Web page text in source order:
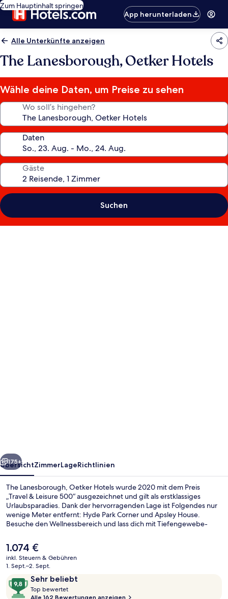
Zum Hauptinhalt springen
App herunterladen
Alle Unterkünfte anzeigen
The Lanesborough, Oetker Hotels
Wähle deine Daten, um Preise zu sehen
Wo soll’s hingehen?
Daten
Gäste
Suchen
Weiter
175+
ÜbersichtZimmerLageRichtlinien
The Lanesborough, Oetker Hotels wurde 2020 mit dem Preis
„Travel & Leisure 500“ ausgezeichnet und gilt als erstklassiges
Urlaubsparadies. Dank der hervorragenden Lage ist Folgendes nur
wenige Meter entfernt: Hyde Park Corner und Apsley House.
Besuche den Wellnessbereich und lass dich mit Tiefengewebe-
The Lanesborough Grill wird zum Frühstück, Mittagessen und
Abendessen britische Küche serviert. Als weitere Highlights bietet
dieses Hotel im luxuriösen Stil 2 Bars/Lounges, einen Innenpool und
ein Fitnesscenter. Die öffentlichen Verkehrsmittel sind nur einen
kurzen Fußmarsch entfernt: Zur U-Bahn-Station Hyde Park Corner
sind es nur wenige Schritte und zur U-Bahn-Station Knightsbridge
8 Minuten.
Der
aktuelle
Preis
1.074 €.
1.074 €
inkl. Steuern & Gebühren
1. Sept.–2. Sept.
Bewertungen
Sehr beliebt
9,8
von
Top bewertet
Alle 162 Bewertungen anzeigen